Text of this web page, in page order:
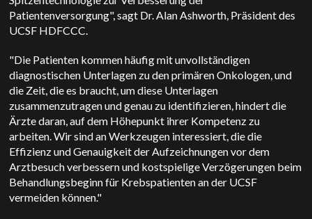
Patientenversorgung", sagt Dr. Alan Ashworth, Präsident des
UCSF HDFCCC.
"Die Patienten kommen häufig mit unvollständigen
diagnostischen Unterlagen zu den primären Onkologen, und
die Zeit, die es braucht, um diese Unterlagen
zusammenzutragen und genau zu identifizieren, hindert die
Ärzte daran, auf dem Höhepunkt ihrer Kompetenz zu
arbeiten. Wir sind an Werkzeugen interessiert, die die
Effizienz und Genauigkeit der Aufzeichnungen vor dem
Arztbesuch verbessern und kostspielige Verzögerungen beim
Behandlungsbeginn für Krebspatienten an der UCSF
vermeiden können."